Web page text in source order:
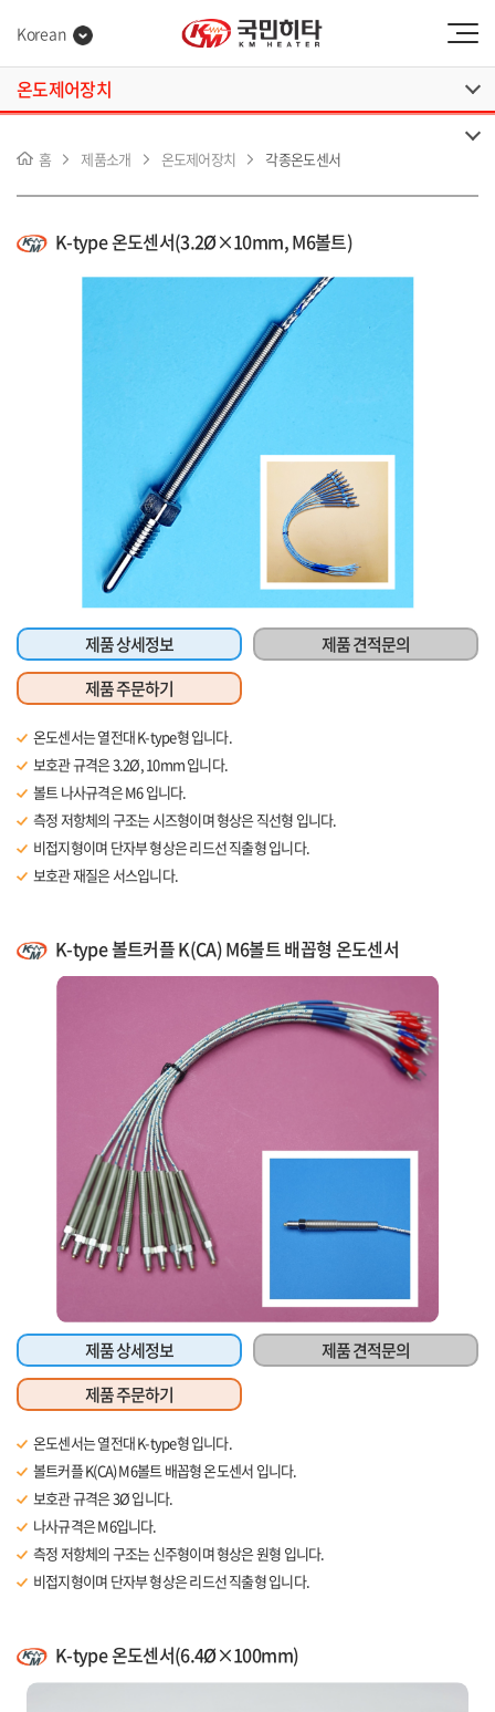
Korean
온도제어장치
홈 제품소개 온도제어장치 각종온도센서
K-type 온도센서(3.2Ø×10mm, M6볼트)
제품 상세정보
제품 견적문의
제품 주문하기
온도센서는 열전대 K-type형 입니다.
보호관 규격은 3.2Ø, 10mm 입니다.
볼트 나사규격은 M6 입니다.
측정 저항체의 구조는 시즈형이며 형상은 직선형 입니다.
비접지형이며 단자부 형상은 리드선 직출형 입니다.
보호관 재질은 서스입니다.
K-type 볼트커플 K(CA) M6볼트 배꼽형 온도센서
제품 상세정보
제품 견적문의
제품 주문하기
온도센서는 열전대 K-type형 입니다.
볼트커플 K(CA) M6볼트 배꼽형 온도센서 입니다.
보호관 규격은 3Ø 입니다.
나사규격은 M6입니다.
측정 저항체의 구조는 신주형이며 형상은 원형 입니다.
비접지형이며 단자부 형상은 리드선 직출형 입니다.
K-type 온도센서(6.4Ø×100mm)